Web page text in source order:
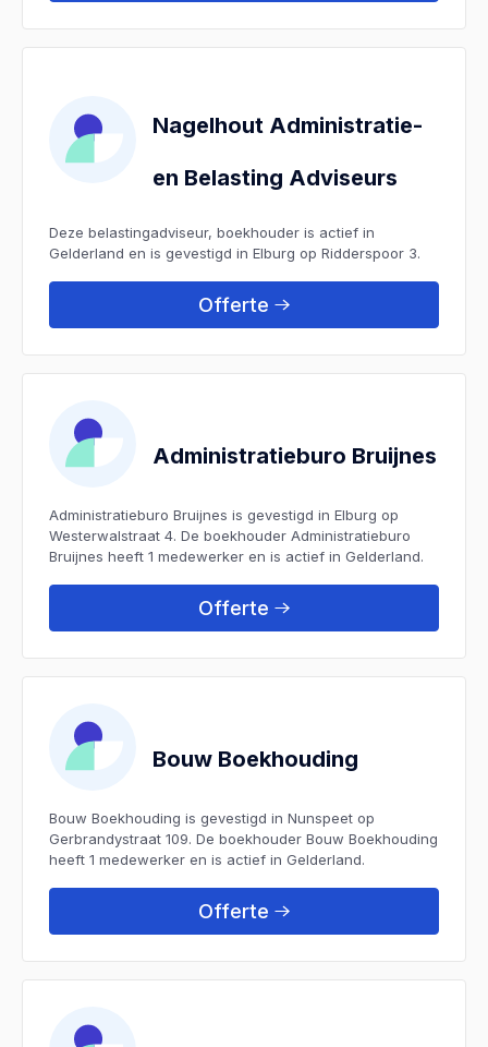
Nagelhout Administratie-
en Belasting Adviseurs
Deze belastingadviseur, boekhouder is actief in
Gelderland en is gevestigd in Elburg op Ridderspoor 3.
Offerte
Administratieburo Bruijnes
Administratieburo Bruijnes is gevestigd in Elburg op
Westerwalstraat 4. De boekhouder Administratieburo
Bruijnes heeft 1 medewerker en is actief in Gelderland.
Offerte
Bouw Boekhouding
Bouw Boekhouding is gevestigd in Nunspeet op
Gerbrandystraat 109. De boekhouder Bouw Boekhouding
heeft 1 medewerker en is actief in Gelderland.
Offerte